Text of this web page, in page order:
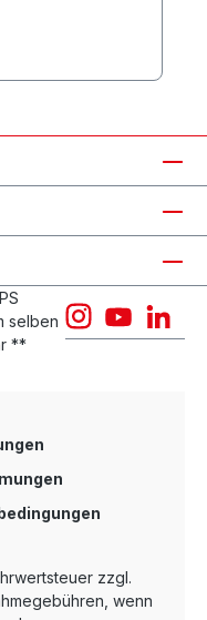
bis 10-Gigabit
selben
**
zzgl.
wenn